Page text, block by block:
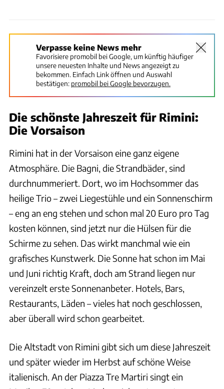
Verpasse keine News mehr
Favorisiere promobil bei Google, um künftig häufiger
unsere neuesten Inhalte und News angezeigt zu
bekommen. Einfach Link öffnen und Auswahl
bestätigen: promobil bei Google bevorzugen.
Die schönste Jahreszeit für Rimini:
Die Vorsaison
Rimini hat in der Vorsaison eine ganz eigene
Atmosphäre. Die Bagni, die Strandbäder, sind
durchnummeriert. Dort, wo im Hochsommer das
heilige Trio – zwei Liegestühle und ein Sonnenschirm
– eng an eng stehen und schon mal 20 Euro pro Tag
kosten können, sind jetzt nur die Hülsen für die
Schirme zu sehen. Das wirkt manchmal wie ein
grafisches Kunstwerk. Die Sonne hat schon im Mai
und Juni richtig Kraft, doch am Strand liegen nur
vereinzelt erste Sonnenanbeter. Hotels, Bars,
Restaurants, Läden – vieles hat noch geschlossen,
aber überall wird schon gearbeitet.
Die Altstadt von Rimini gibt sich um diese Jahreszeit
und später wieder im Herbst auf schöne Weise
italienisch. An der Piazza Tre Martiri singt ein